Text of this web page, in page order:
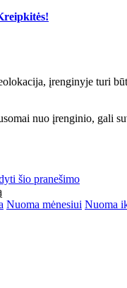
įrenginyje turi
nuo įrenginio, gali
šio pranešimo
Nuoma mėnesiui Nuoma